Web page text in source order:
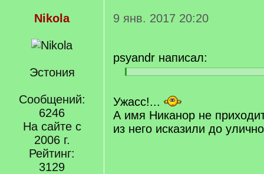
Nikola
Эстония
Сообщений:
6246
На сайте с
2006 г.
Рейтинг:
3129
9 янв. 2017 20:20
psyandr написал:
[
]
[
q
]
Ужасс!...
А имя Никанор не
из него исказили до